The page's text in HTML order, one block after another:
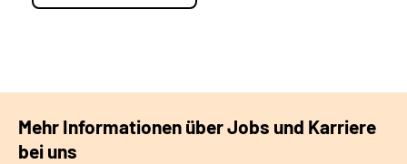
Mehr Informationen über Jobs und Karriere
bei uns